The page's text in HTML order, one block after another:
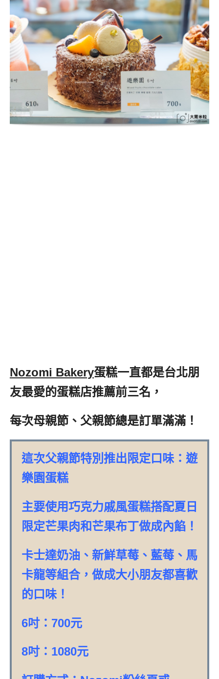
Nozomi Bakery蛋糕一直都是台北朋
友最愛的蛋糕店推薦前三名，
每次母親節、父親節總是訂單滿滿！
這次父親節特別推出限定口味：遊
樂園蛋糕
主要使用巧克力戚風蛋糕搭配夏日
限定芒果肉和芒果布丁做成內餡！
卡士達奶油、新鮮草莓、藍莓、馬
卡龍等組合，做成大小朋友都喜歡
的口味！
6吋：700元
8吋：1080元